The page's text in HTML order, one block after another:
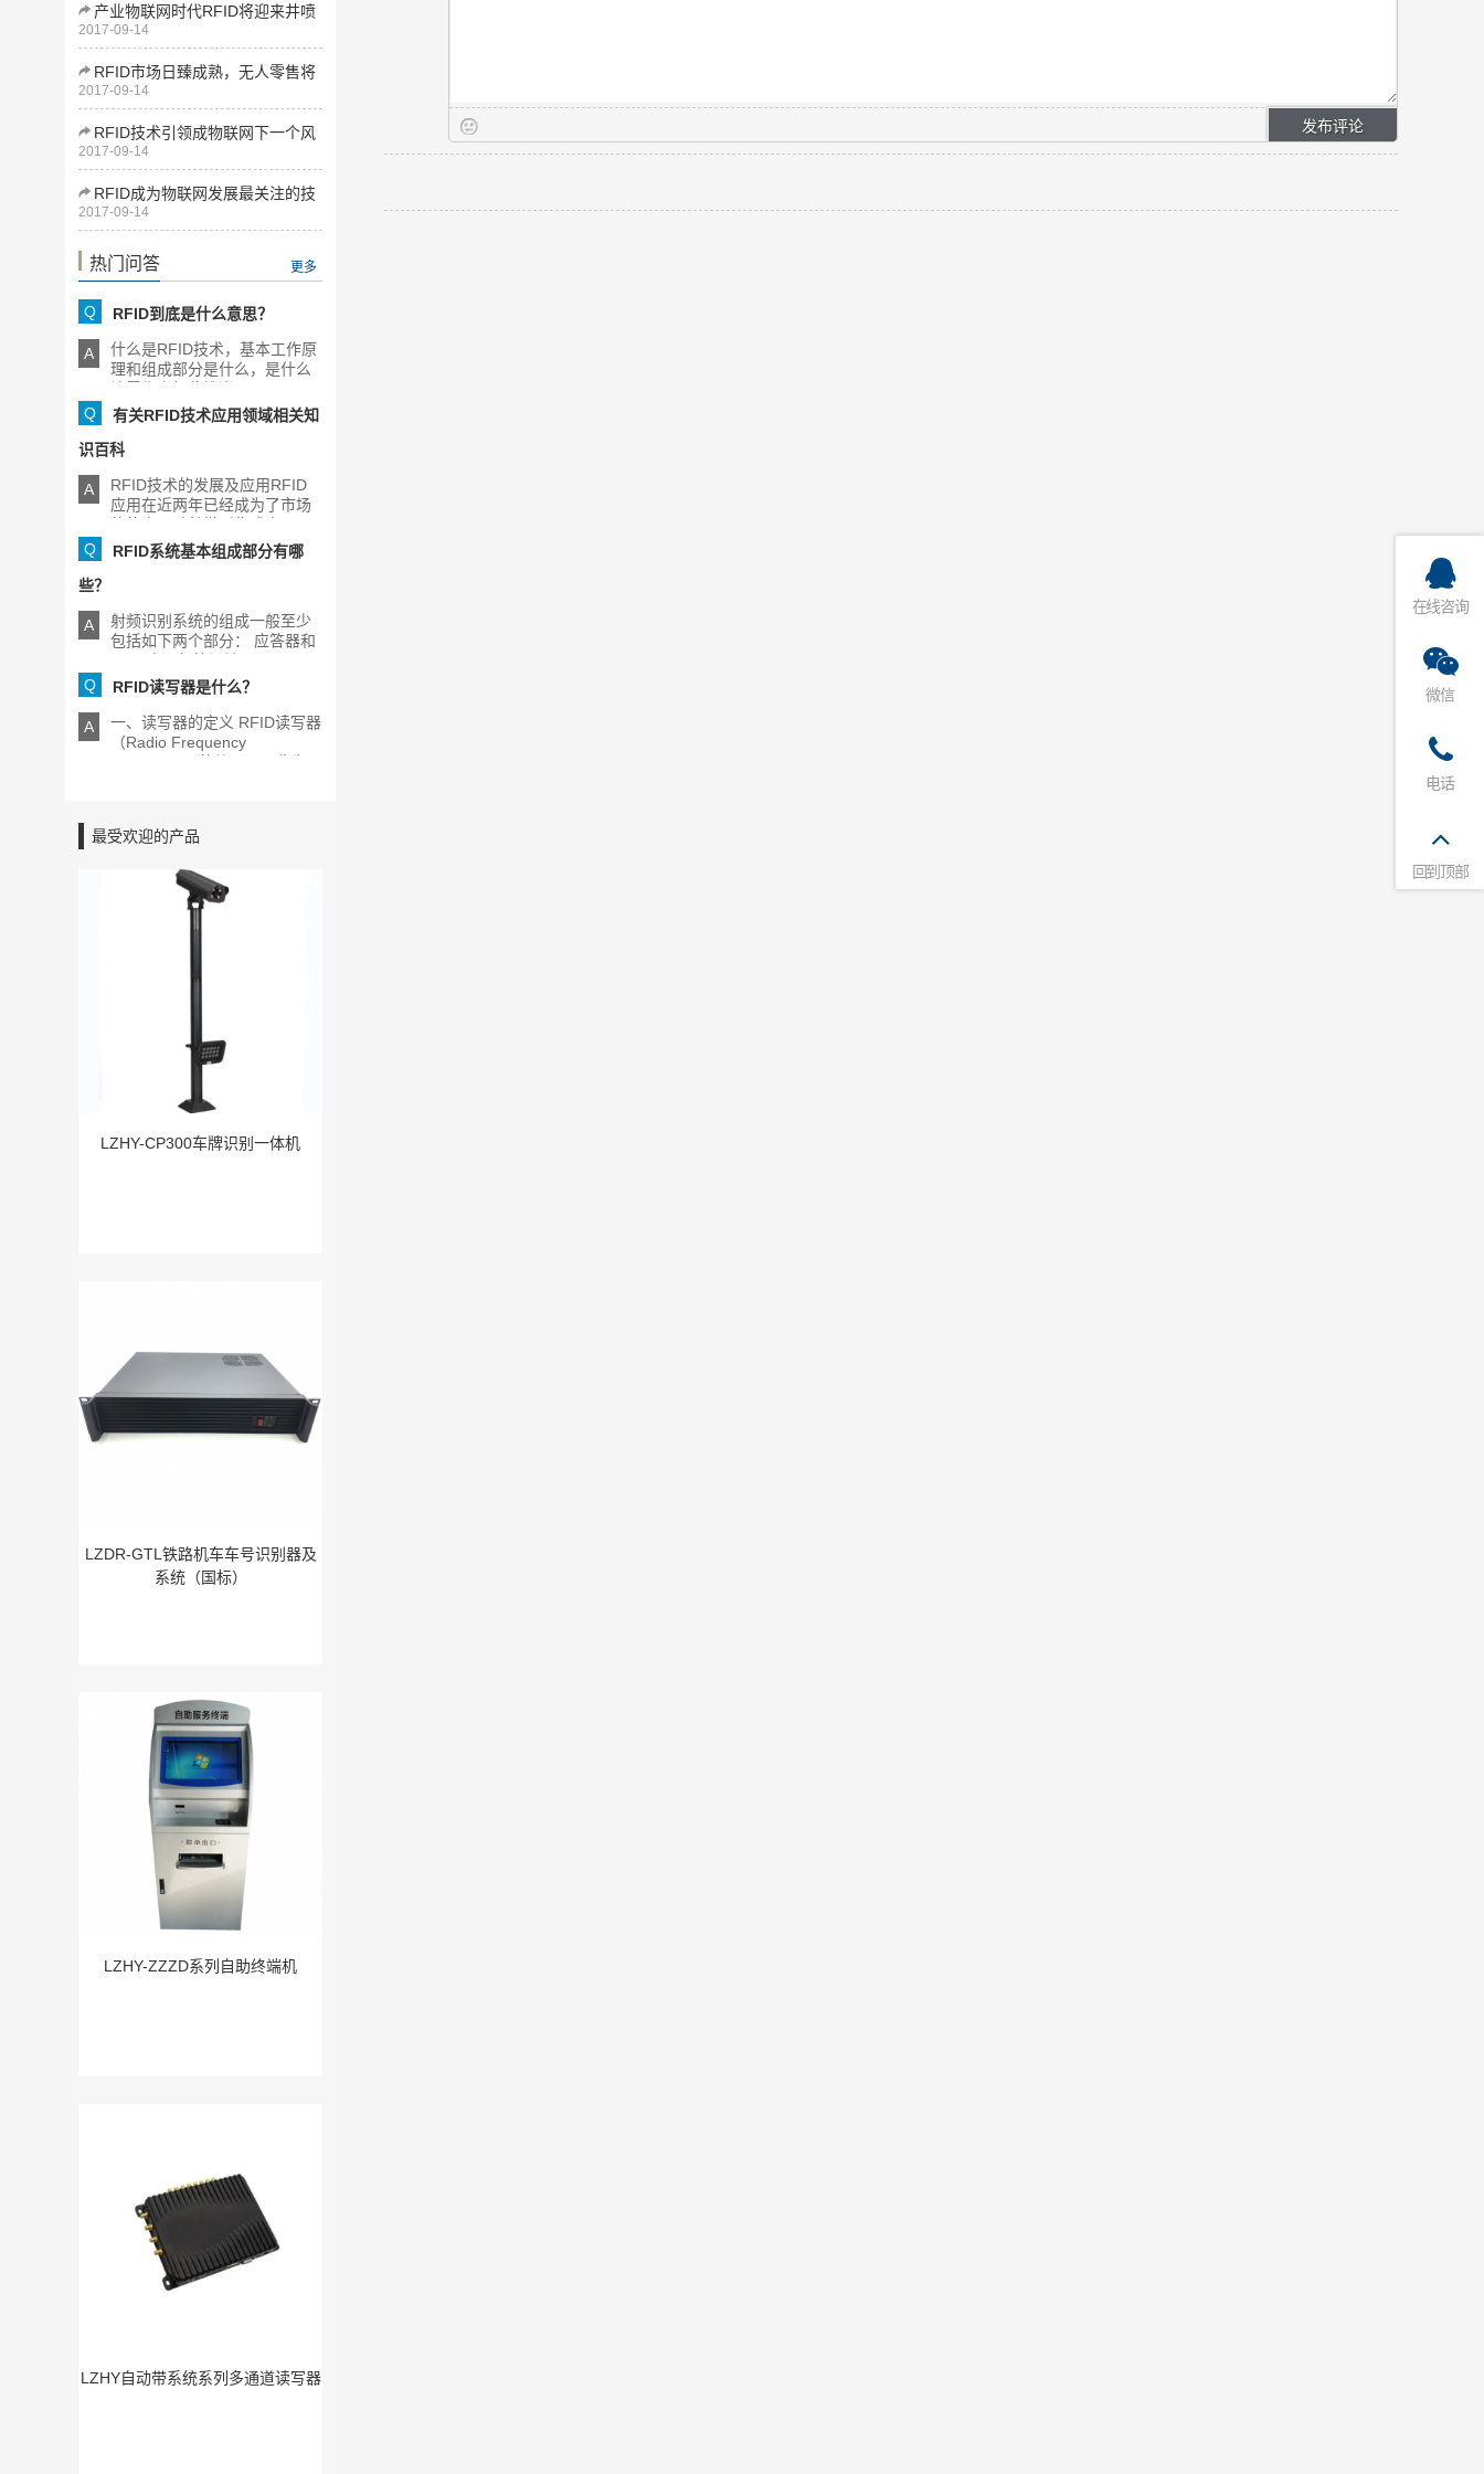
产业物联网时代RFID将迎来井喷
式发展
2017-09-14
RFID市场日臻成熟，无人零售将
为下一增长点
2017-09-14
RFID技术引领成物联网下一个风
口
2017-09-14
RFID成为物联网发展最关注的技
术
2017-09-14
热门问答 更多
Q RFID到底是什么意思？
A
什么是RFID技术，基本工作原
理和组成部分是什么，是什么
Q
有关RFID技术应用领域相关知
识百科
A
RFID技术的发展及应用RFID
应用在近两年已经成为了市场
Q
RFID系统基本组成部分有哪
些？
A
射频识别系统的组成一般至少
包括如下两个部分： 应答器和
Q
RFID读写器是什么？
A
一、读写器的定义 RFID读写器
（Radio Frequency
最受欢迎的产品
LZHY-CP300车牌识别一体机
LZDR-GTL铁路机车车号识别器及
系统（国标）
LZHY-ZZZD系列自助终端机
LZHY自动带系统系列多通道读写器
在线咨询
微信
电话
回到顶部